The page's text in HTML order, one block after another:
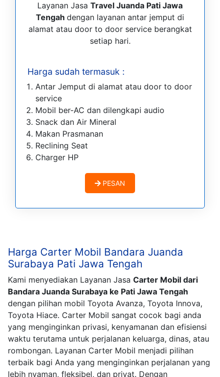
Layanan Jasa Travel Juanda Pati Jawa
Tengah dengan layanan antar jemput di
alamat atau door to door service berangkat
setiap hari.
Harga sudah termasuk :
Antar Jemput di alamat atau door to door
service
Mobil ber-AC dan dilengkapi audio
Snack dan Air Mineral
Makan Prasmanan
Reclining Seat
Charger HP
PESAN
Harga Carter Mobil Bandara Juanda
Surabaya Pati Jawa Tengah
Kami menyediakan Layanan Jasa Carter Mobil dari
Bandara Juanda Surabaya ke Pati Jawa Tengah
dengan pilihan mobil Toyota Avanza, Toyota Innova,
Toyota Hiace. Carter Mobil sangat cocok bagi anda
yang menginginkan privasi, kenyamanan dan efisiensi
waktu terutama untuk perjalanan keluarga, dinas, atau
rombongan. Layanan Carter Mobil menjadi pilihan
terbaik bagi Anda yang menginginkan perjalanan yang
lebih nyaman, fleksibel, dan privat. Dengan